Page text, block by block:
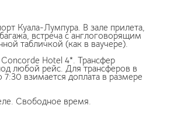
Куала-Лумпура. В зале прилета,
встреча с англоговорящим
табличкой (как в ваучере).
Hotel 4*. Трансфер
любой рейс. Для трансферов в
взимается доплата в размере
Свободное время.